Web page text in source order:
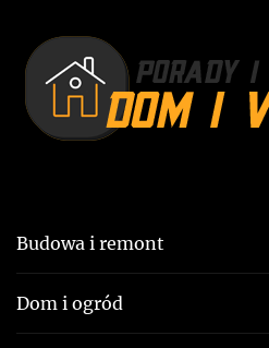
w
i
Budowa i remont
Dom i ogród